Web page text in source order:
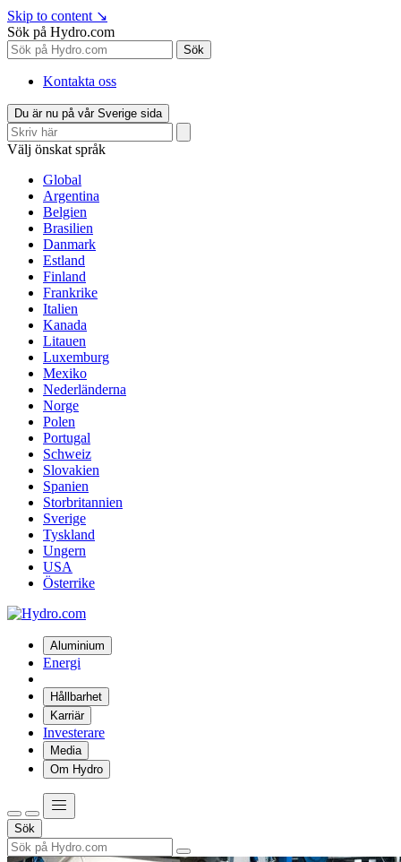
Skip to content ↘
Sök på Hydro.com
Sök
Kontakta oss
Du är nu på vår Sverige sida
Välj önskat språk
Global
Argentina
Belgien
Brasilien
Danmark
Estland
Finland
Frankrike
Italien
Kanada
Litauen
Luxemburg
Mexiko
Nederländerna
Norge
Polen
Portugal
Schweiz
Slovakien
Spanien
Storbritannien
Sverige
Tyskland
Ungern
USA
Österrike
Aluminium
Energi
Hållbarhet
Karriär
Investerare
Media
Om Hydro
Sök